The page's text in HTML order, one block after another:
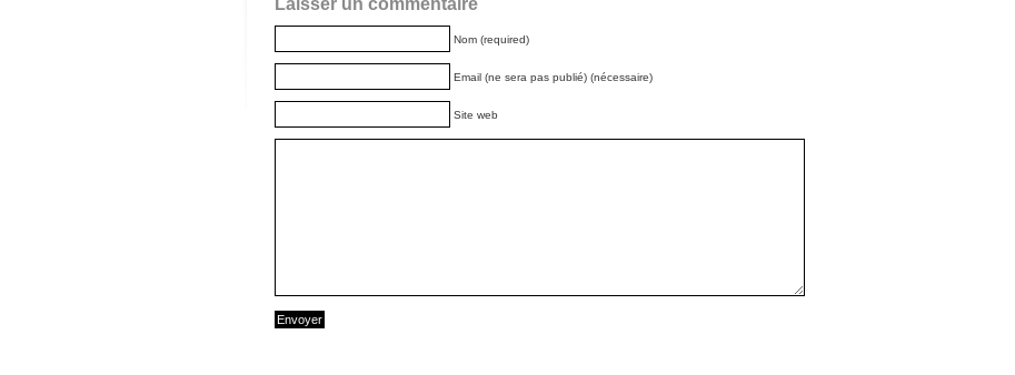
Laisser un commentaire
Nom (required)
Email (ne sera pas publié) (nécessaire)
Site web